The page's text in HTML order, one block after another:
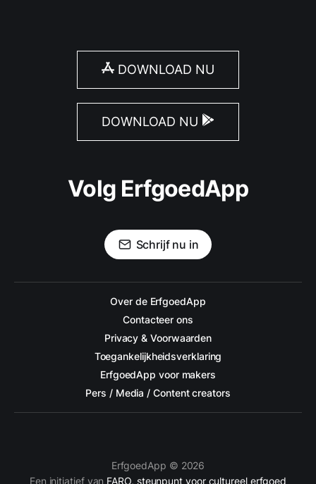
DOWNLOAD NU
DOWNLOAD NU
Volg ErfgoedApp
Schrijf nu in
Over de ErfgoedApp
Contacteer ons
Privacy & Voorwaarden
Toegankelijkheidsverklaring
ErfgoedApp voor makers
Pers / Media / Content creators
ErfgoedApp © 2026
Een initiatief van FARO, steunpunt voor cultureel erfgoed